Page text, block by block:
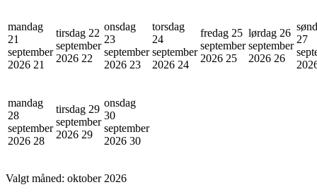
mandag
21
september
2026 21
tirsdag 22
september
2026 22
onsdag
23
september
2026 23
torsdag
24
september
2026 24
fredag 25
september
2026 25
lørdag 26
september
2026 26
27
mandag
28
september
2026 28
tirsdag 29
september
2026 29
onsdag
30
september
2026 30
Valgt måned: oktober 2026